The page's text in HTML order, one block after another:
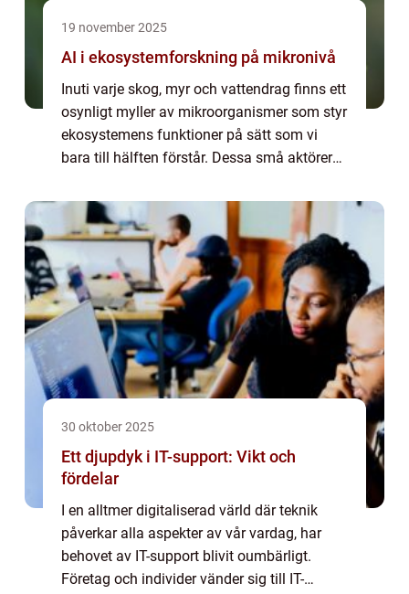
19 november 2025
AI i ekosystemforskning på mikronivå
Inuti varje skog, myr och vattendrag finns ett
osynligt myller av mikroorganismer som styr
ekosystemens funktioner på sätt som vi
bara till hälften förstår. Dessa små aktörer
30 oktober 2025
Ett djupdyk i IT-support: Vikt och
fördelar
I en alltmer digitaliserad värld där teknik
påverkar alla aspekter av vår vardag, har
behovet av IT-support blivit oumbärligt.
Företag och individer vänder sig till IT-